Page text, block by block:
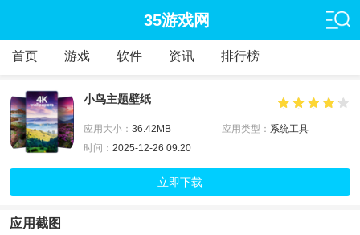
35游戏网
首页 游戏 软件 资讯 排行榜
小鸟主题壁纸
应用大小： 36.42MB 应用类型： 系统工具
时间： 2025-12-26 09:20
立即下载
应用截图